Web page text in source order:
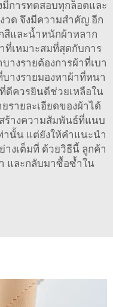
มีการทดสอบทุกล็อตและ
วด จึงมีความสำคัญ อีก
สีและน้ำหนักผ้าหลาก
ที่เหมาะสมที่สุดกับการ
างรายต้องการผ้าที่เบา
างรายมองหาผ้าที่หนา
ดีควรยินดีช่วยเหลือใน
รายละเอียดของผ้าได้
สร้างความสัมพันธ์ที่แนบ
านั้น แต่ยังให้คำแนะนำ
งเต็มที่ ด้วยวิธีนี้ ลูกค้า
และกลับมาซื้อซ้ำใน